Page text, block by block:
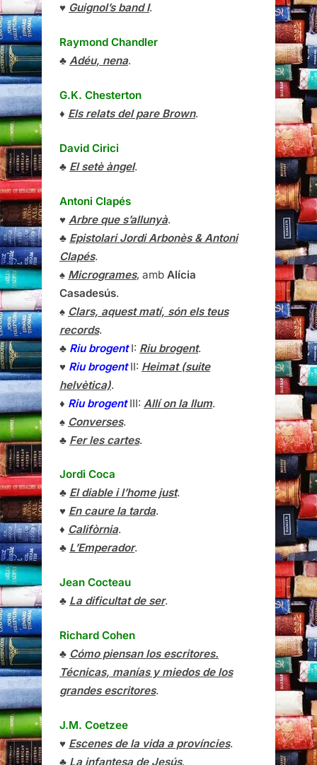
♥ Guignol’s band I.
Raymond Chandler
♣ Adéu, nena.
G.K. Chesterton
♦ Els relats del pare Brown.
David Cirici
♣ El setè àngel.
Antoni Clapés
♥ Arbre que s’allunyà.
♣ Epistolari Jordi Arbonès & Antoni
Clapés.
♠ Microgrames, amb Alícia
Casadesús.
♠ Clars, aquest matí, són els teus
records.
♣ Riu brogentI: Riu brogent.
♥ Riu brogentII: Heimat (suite
helvètica).
♦ Riu brogentIII: Allí on la llum.
♠ Converses.
♣ Fer les cartes.
Jordi Coca
♣ El diable i l’home just.
♥ En caure la tarda.
♦ Califòrnia.
♣ L’Emperador.
Jean Cocteau
♣ La dificultat de ser.
Richard Cohen
♣ Cómo piensan los escritores.
Técnicas, manías y miedos de los
grandes escritores.
J.M. Coetzee
♥ Escenes de la vida a províncies.
♣ La infantesa de Jesús.